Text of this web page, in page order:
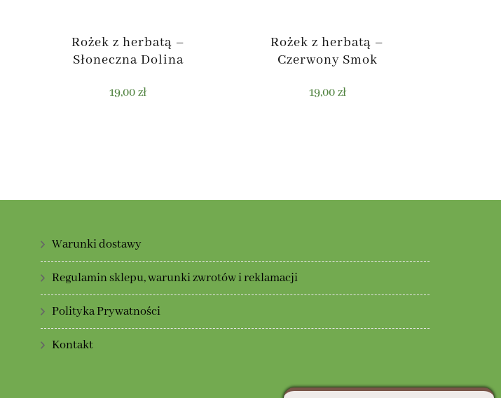
Rożek z herbatą –
Słoneczna Dolina
19,00zł
Rożek z herbatą –
Czerwony Smok
19,00zł
Warunki dostawy
Regulamin sklepu, warunki zwrotów i reklamacji
Polityka Prywatności
Kontakt